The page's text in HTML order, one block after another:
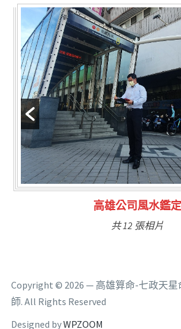
林氏福主量子
共 6 張相
Copyright © 2026 — 高雄算命-七政天
師. All Rights Reserved
Designed byWPZOOM